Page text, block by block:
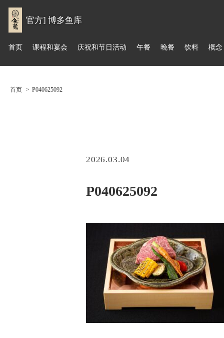
官方] 博多鱼库
首页 课程和宴会 庆祝和节日活动 午餐 晚餐 饮料 概念
首页 P040625092
2026.03.04
P040625092